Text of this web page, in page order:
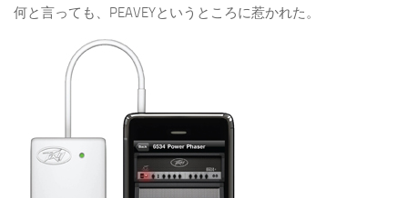
何と言っても、PEAVEYというところに惹かれた。